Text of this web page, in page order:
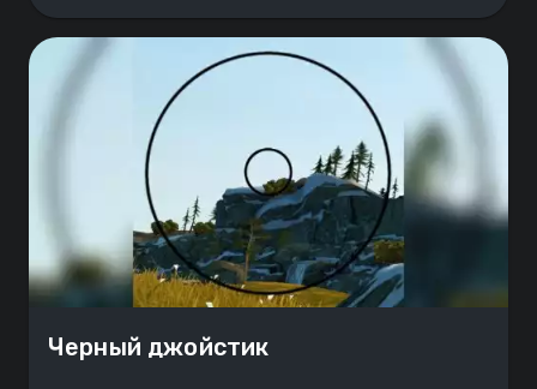
Черный джойстик